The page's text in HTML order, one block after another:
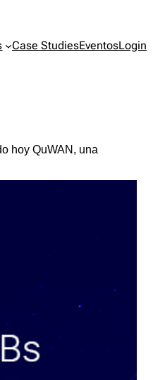
Case StudiesEventosLogin
hoy QuWAN, una